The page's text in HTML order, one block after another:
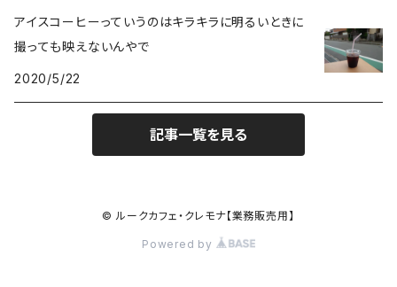
アイスコーヒーっていうのはキラキラに明るいときに
撮っても映えないんやで
2020/5/22
記事一覧を見る
© ルークカフェ・クレモナ【業務販売用】
Powered by